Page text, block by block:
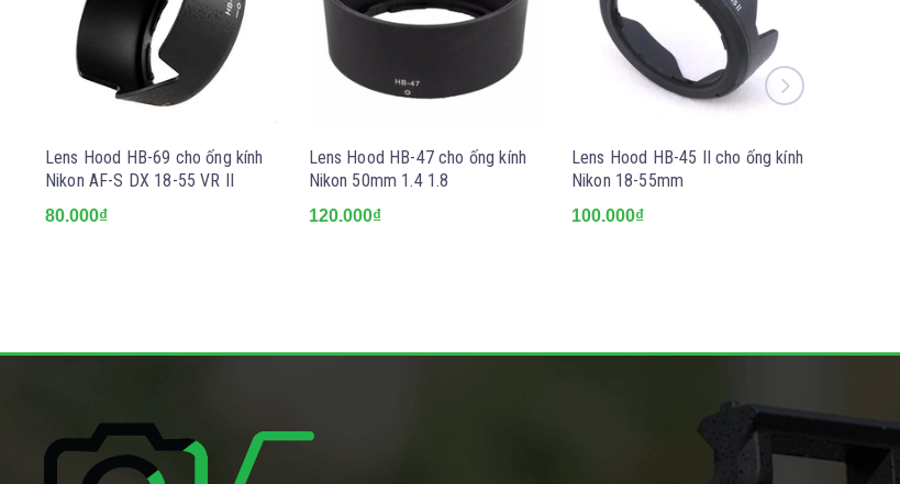
Lens Hood HB-69 cho ống kính
Nikon AF-S DX 18-55 VR II
80.000₫
Lens Hood HB-47 cho ống kính
Nikon 50mm 1.4 1.8
120.000₫
Lens Hood HB-45 II cho ống kính
Nikon 18-55mm
100.000₫